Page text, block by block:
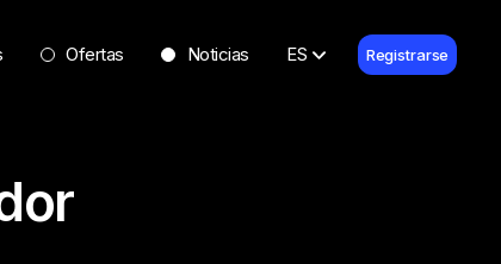
Ofertas Noticias ES Registrarse